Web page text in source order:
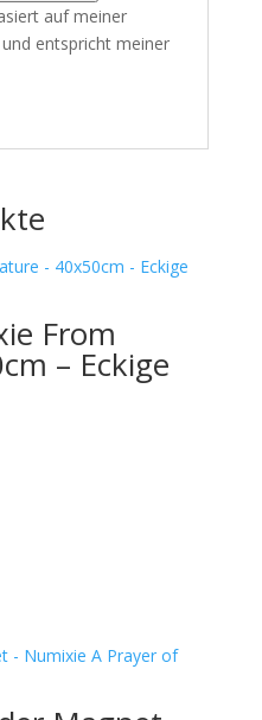
auf meiner
entspricht meiner
From
– Eckige